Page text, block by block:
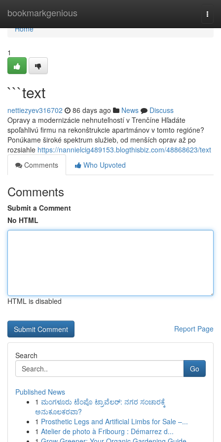
bookmarkgenious
Home
Home
1
```text
nettiezyev316702 86 days ago News
Discuss
Opravy a modernizácie nehnuteľností v Trenčíne Hľadáte
spoľahlivú firmu na rekonštrukcie apartmánov v tomto regióne?
Ponúkame široké spektrum služieb, od menších oprav až po
rozsiahle https://nannielcig489153.blogthisbiz.com/48868623/text
Comments
Who Upvoted
Comments
Submit a Comment
No HTML
HTML is disabled
Report Page
Search
Go
Published News
1 ಮಂಗಳೂರು ಟೆಂಪೊ ಟ್ರಾವೆಲರ್: ನಗರ ಸಂಚಾರಕ್ಕೆ
ಅನುಕೂಲಕರವಾ?
1 Prosthetic Legs and Artificial Limbs for Sale –...
1 Atelier de photo à Fribourg : Démarrez d...